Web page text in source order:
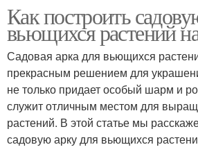
Как построить
вьющихся растений
Садовая арка для вьющихся
прекрасным решением для
не только придает особый шарм и
служит отличным местом для
растений. В этой статье мы
садовую арку для вьющихся